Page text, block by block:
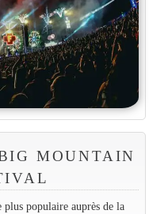
MOUNTAIN
populaire auprès de la